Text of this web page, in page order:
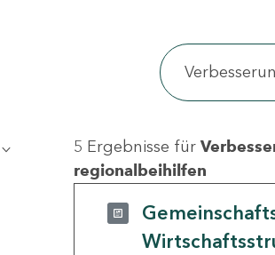
5 Ergebnisse für
regionalbeihilfen